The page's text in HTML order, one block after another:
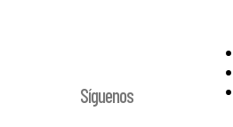
Síguenos